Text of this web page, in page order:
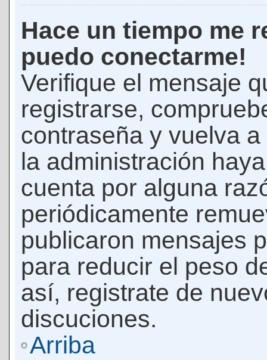
Hace un tiempo me
puedo conectarme!
Verifique el mensaje
registrarse,
contraseña y vuelva
la administración
cuenta por alguna
periódicamente
publicaron mensajes
para reducir el peso
así, registrate de
discuciones.
Arriba